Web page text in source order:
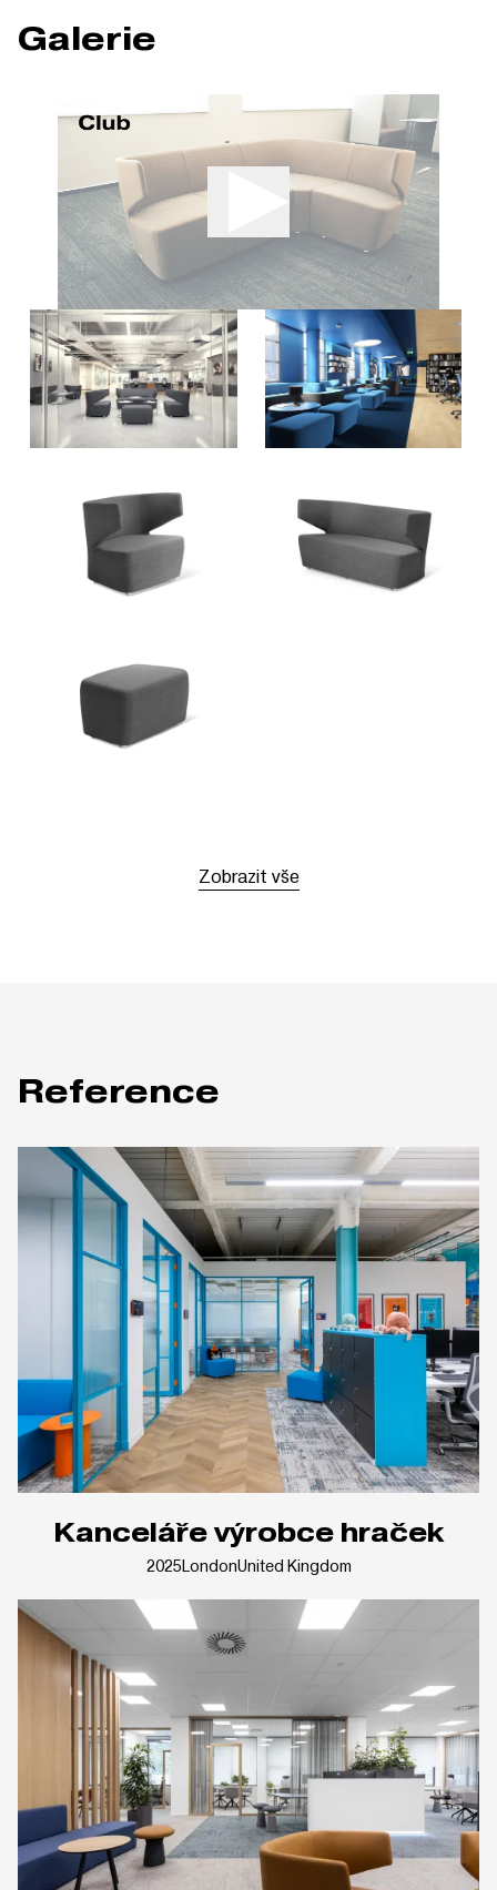
Galerie
Zobrazit vše
Reference
Kanceláře výrobce hraček
2025LondonUnited Kingdom